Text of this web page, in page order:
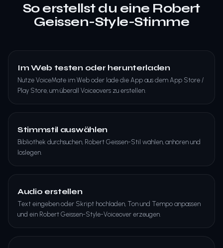
So erstellst du eine Robert
Geissen-Style-Stimme
Im Web testen oder herunterladen
Nutze VoiceMate im Web oder lade die App aus dem App Store /
Play Store, um überall Voiceovers zu erstellen.
Stimmstil auswählen
Bibliothek durchsuchen, Robert Geissen-Stil wählen, anhören und
loslegen.
Audio erstellen
Text eingeben oder Skript hochladen, Ton und Tempo anpassen
und ein Robert Geissen-Style-Voiceover erzeugen.